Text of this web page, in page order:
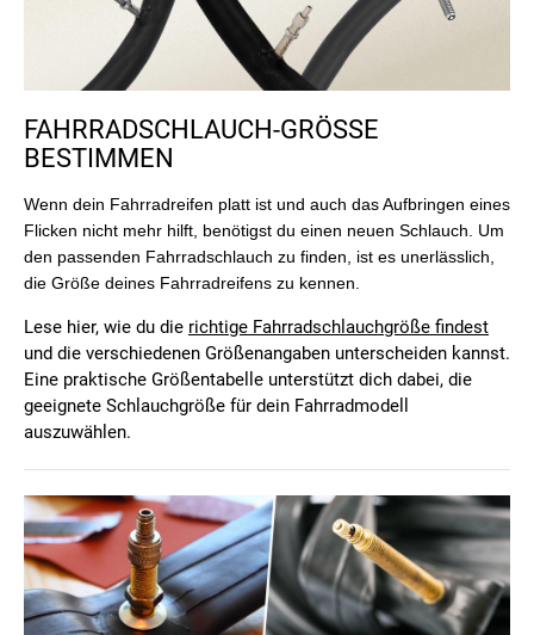
FAHRRADSCHLAUCH-GRÖSSE B
ESTIMMEN
Wenn dein Fahrradreifen platt ist und auch das Aufbringen eines
Flicken nicht mehr hilft, benötigst du einen neuen Schlauch. Um
den passenden Fahrradschlauch zu finden, ist es unerlässlich,
die Größe deines Fahrradreifens zu kennen.
Lese hier, wie du die richtige Fahrradschlauchgröße findest
und die verschiedenen Größenangaben unterscheiden kannst.
Eine praktische Größentabelle unterstützt dich dabei, die
geeignete Schlauchgröße für dein Fahrradmodell
auszuwählen.